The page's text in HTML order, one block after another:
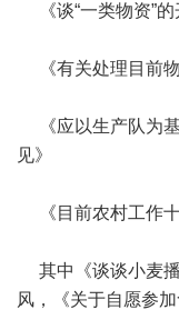
《谈“一类物资”的
《有关处理目前物
《应以生产队为
见》
《目前农村工作十
其中《谈谈小麦播
风，《关于自愿参